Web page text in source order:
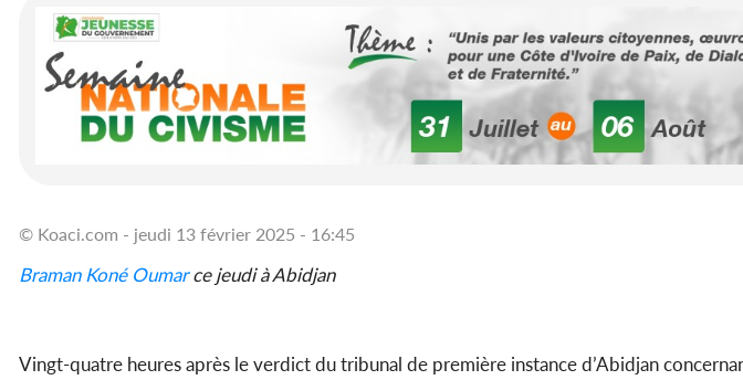
© Koaci.com - jeudi 13 février 2025 - 16:45
Braman Koné Oumarce jeudi à Abidjan
Vingt-quatre heures après le verdict du tribunal de première instance d’Abidjan